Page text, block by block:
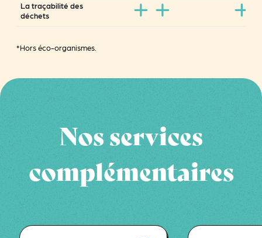
La traçabilité des
déchets
*Hors éco-organismes.
Nos services
complémentaires